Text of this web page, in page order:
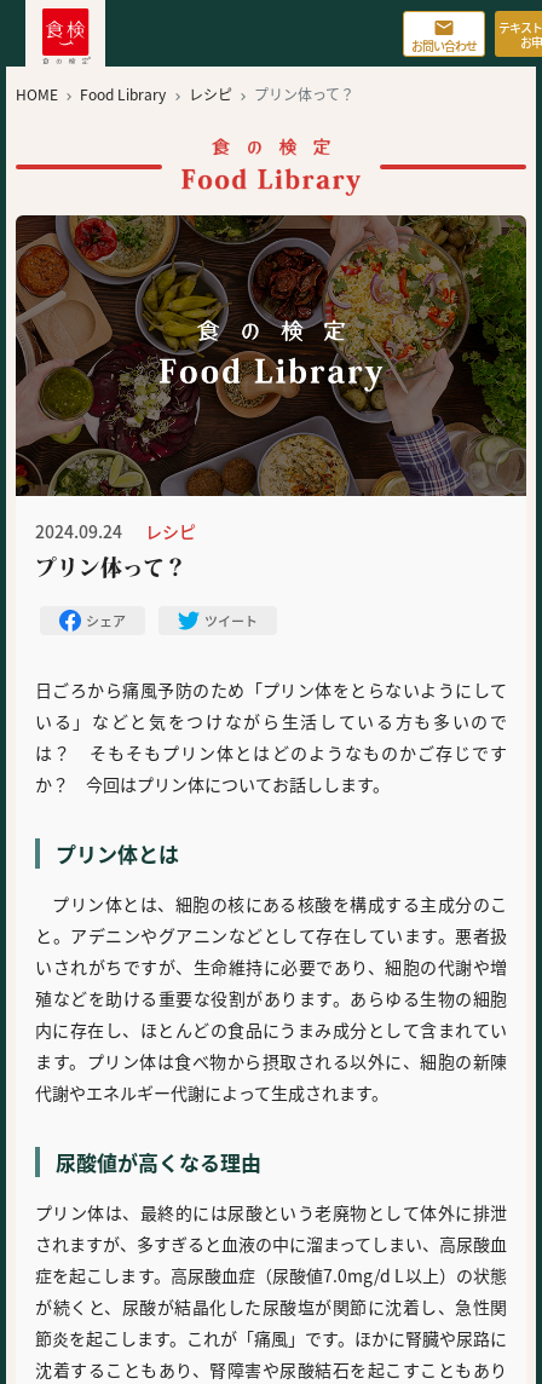

お問い合わせ
テキス
お
HOME  Food Library  レシピ  プリン体って？
2024.09.24 レシピ
プリン体って？
シェア ツイート
日ごろから痛風予防のため「プリン体をとらないようにして
いる」などと気をつけながら生活している方も多いので
は？ そもそもプリン体とはどのようなものかご存じです
か？ 今回はプリン体についてお話しします。
プリン体とは
プリン体とは、細胞の核にある核酸を構成する主成分のこ
と。アデニンやグアニンなどとして存在しています。悪者扱
いされがちですが、生命維持に必要であり、細胞の代謝や増
殖などを助ける重要な役割があります。あらゆる生物の細胞
内に存在し、ほとんどの食品にうまみ成分として含まれてい
ます。プリン体は食べ物から摂取される以外に、細胞の新陳
代謝やエネルギー代謝によって生成されます。
尿酸値が高くなる理由
プリン体は、最終的には尿酸という老廃物として体外に排泄
されますが、多すぎると血液の中に溜まってしまい、高尿酸血
症を起こします。高尿酸血症（尿酸値7.0mg/d L以上）の状態
が続くと、尿酸が結晶化した尿酸塩が関節に沈着し、急性関
節炎を起こします。これが「痛風」です。ほかに腎臓や尿路に
沈着することもあり、腎障害や尿酸結石を起こすこともあり